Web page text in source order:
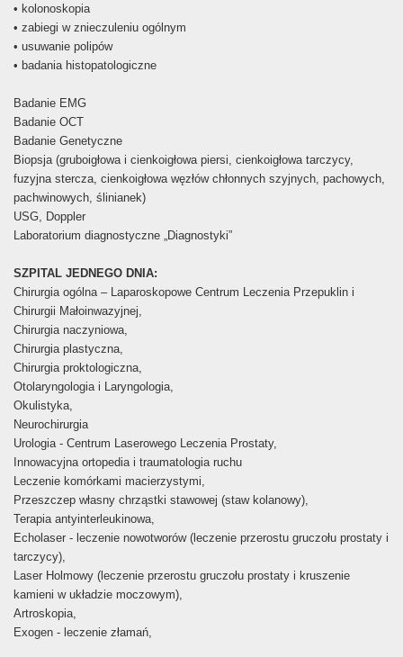
• kolonoskopia
• zabiegi w znieczuleniu ogólnym
• usuwanie polipów
• badania histopatologiczne
Badanie EMG
Badanie OCT
Badanie Genetyczne
Biopsja (gruboigłowa i cienkoigłowa piersi, cienkoigłowa tarczycy,
fuzyjna stercza, cienkoigłowa węzłów chłonnych szyjnych, pachowych,
pachwinowych, ślinianek)
USG, Doppler
Laboratorium diagnostyczne „Diagnostyki”
SZPITAL JEDNEGO DNIA:
Chirurgia ogólna – Laparoskopowe Centrum Leczenia Przepuklin i
Chirurgii Małoinwazyjnej,
Chirurgia naczyniowa,
Chirurgia plastyczna,
Chirurgia proktologiczna,
Otolaryngologia i Laryngologia,
Okulistyka,
Neurochirurgia
Urologia - Centrum Laserowego Leczenia Prostaty,
Innowacyjna ortopedia i traumatologia ruchu
Leczenie komórkami macierzystymi,
Przeszczep własny chrząstki stawowej (staw kolanowy),
Terapia antyinterleukinowa,
Echolaser - leczenie nowotworów (leczenie przerostu gruczołu prostaty i
tarczycy),
Laser Holmowy (leczenie przerostu gruczołu prostaty i kruszenie
kamieni w układzie moczowym),
Artroskopia,
Exogen - leczenie złamań,